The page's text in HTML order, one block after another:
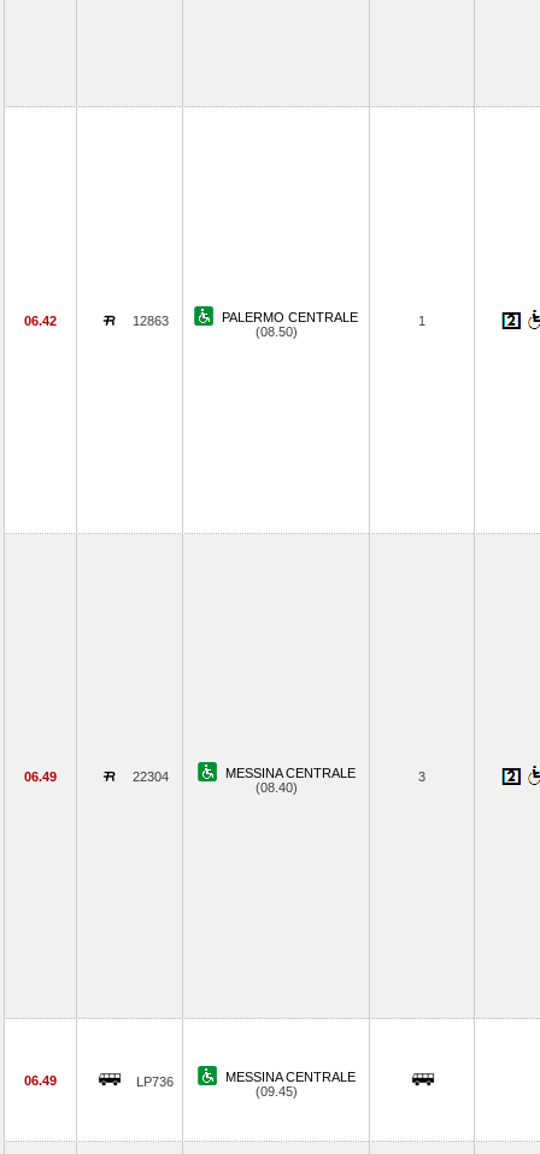
06.42 12863
PALERMO CENTRALE
(08.50)
1
06.49 22304
MESSINA CENTRALE
(08.40)
3
06.49 LP736
MESSINA CENTRALE
(09.45)